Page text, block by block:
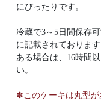
にびったりです。
冷蔵で3～5日間保存
に記載されておりま
ある場合は、16時間
い。
✽このケーキは丸型が